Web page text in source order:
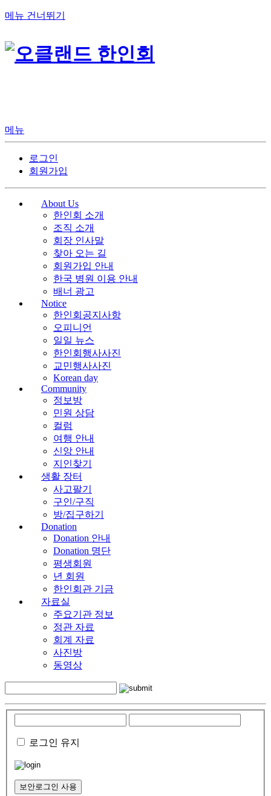
메뉴 건너뛰기
메뉴
로그인
회원가입
About Us
한인회 소개
조직 소개
회장 인사말
찾아 오는 길
회원가입 안내
한국 병원 이용 안내
배너 광고
Notice
한인회공지사항
오피니언
일일 뉴스
한인회행사사진
교민행사사진
Korean day
Community
정보방
민원 상담
컬럼
여행 안내
신앙 안내
지인찾기
생활 장터
사고팔기
구인/구직
방/집구하기
Donation
Donation 안내
Donation 명단
평생회원
년 회원
한인회관 기금
자료실
주요기관 정보
정관 자료
회계 자료
사진방
동영상
로그인 유지
보안로그인 사용